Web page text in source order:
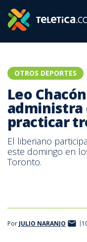
OTROS DEPORTES
Leo
administra
practicar
El liberiano
este domingo en
Toronto.
Por JULIO NARANJO